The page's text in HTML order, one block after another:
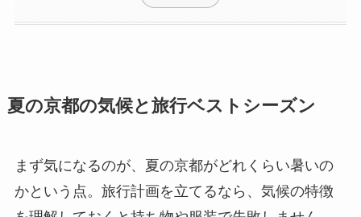
夏の京都の気候と旅行ベストシーズン
まず気になるのが、夏の京都がどれくらい暑いの
かという点。旅行計画を立てるなら、気候の特徴